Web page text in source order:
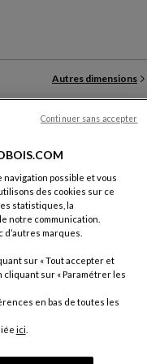
à l’Ile Maurice (hors
Autres dimensions
Le piétement, dévoilé
de pièces de verre
Un jeu de teintes, de
magasin
possible et vous
des cookies sur ce
statistiques, la
notre communication.
d’autres marques.
sur « Tout accepter et
sur « Paramétrer les
en bas de toutes les
ici.
Continuer sans accepter